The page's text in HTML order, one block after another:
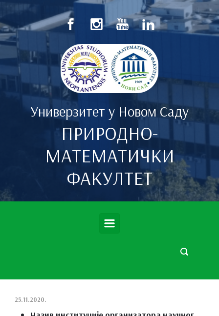
Скип то маин цонтент
Универзитет у Новом Саду
ПРИРОДНО-
МАТЕМАТИЧКИ
ФАКУЛТЕТ
25.11.2020.